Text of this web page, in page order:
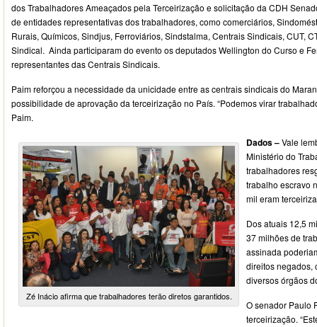
dos Trabalhadores Ameaçados pela Terceirização e solicitação da CDH
de entidades representativas dos trabalhadores, como comerciários,
Rurais, Químicos, Sindjus, Ferroviários, Sindstalma, Centrais Sindicais, CUT,
Sindical. Ainda participaram do evento os deputados Wellington do Curso e
representantes das Centrais Sindicais.
Paim reforçou a necessidade da unicidade entre as centrais sindicais do
possibilidade de aprovação da terceirização no País. “Podemos virar
Paim.
Zé Inácio afirma que trabalhadores terão diretos garantidos.
Dados –Vale
Ministério do
trabalhadores
trabalho escravo
mil eram
Dos atuais 12,5
37 milhões de
assinada
direitos negados,
diversos órgãos
O senador Paulo
terceirização.